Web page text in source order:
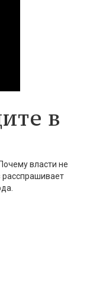
в
власти не
расспрашивает